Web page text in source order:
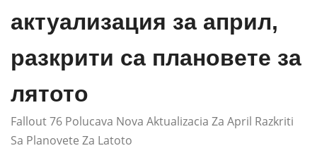
актуализация за април,
разкрити са плановете за
лятото
Fallout 76 Polucava Nova Aktualizacia Za April Razkriti
Sa Planovete Za Latoto